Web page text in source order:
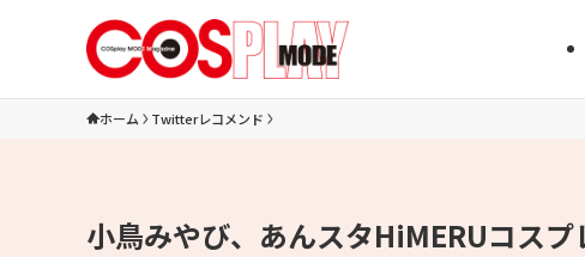
ホーム Twitterレコメンド
小鳥みやび、あんスタHiMERUコスプ